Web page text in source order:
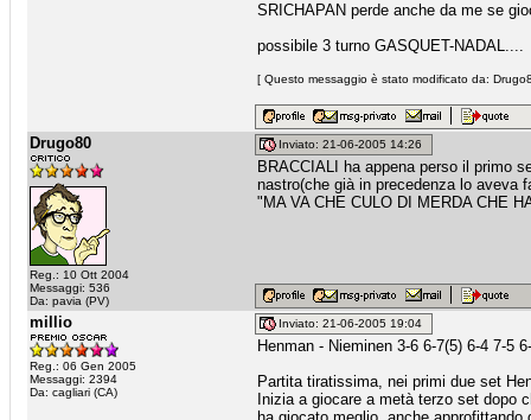
SRICHAPAN perde anche da me se
possibile 3 turno GASQUET-NADAL....
[ Questo messaggio è stato modificato da:
Drugo80
Reg.: 10 Ott 2004
Messaggi: 536
Da: pavia (PV)
Inviato: 21-06-2005 14:26
BRACCIALI ha appena perso il primo
nastro(che già in precedenza lo aveva
"MA VA CHE CULO DI MERDA CHE
millio
Reg.: 06 Gen 2005
Messaggi: 2394
Da: cagliari (CA)
Inviato: 21-06-2005 19:04
Henman - Nieminen 3-6 6-7(5) 6-4 7-5
Partita tiratissima, nei primi due set
Inizia a giocare a metà terzo set dopo